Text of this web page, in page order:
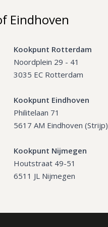
Eindhoven
Kookpunt Rotterdam
Noordplein 29 - 41
3035 EC Rotterdam
Kookpunt Eindhoven
Philitelaan 71
5617 AM Eindhoven (Strijp)
Kookpunt Nijmegen
Houtstraat 49-51
6511 JL Nijmegen